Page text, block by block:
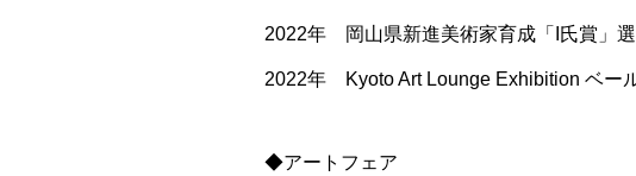
2022年 岡山県新進美術家育成「I氏賞」選
2022年 Kyoto Art Lounge Exhibition ベー
◆アートフェア